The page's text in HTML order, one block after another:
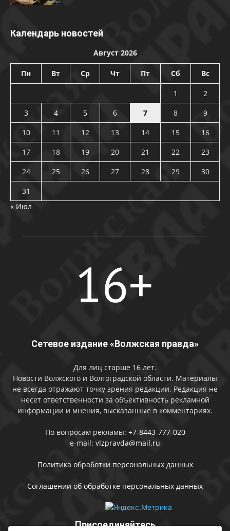
Календарь новостей
Август 2026
Пн Вт Ср Чт Пт Сб Вс
1
2
3
4 5 6 7 8
9
10
11 12 13 14 15
16
17
18 19 20 21 22
23
24
25 26 27 28 29
30
31
« Июл
Сетевое издание «Волжская правда»
Для лиц старше 16 лет.
Новости Волжского и Волгоградской области. Материалы
не всегда отражают точку зрения редакции. Редакция не
несет ответственности за объективность рекламной
информации и мнения, высказанные в комментариях.
По вопросам рекламы: +7-8443-777-020
e-mail: vlzpravda@mail.ru
Политика обработки персональных данных
Соглашении об обработке персональных данных
Присоединяйтесь